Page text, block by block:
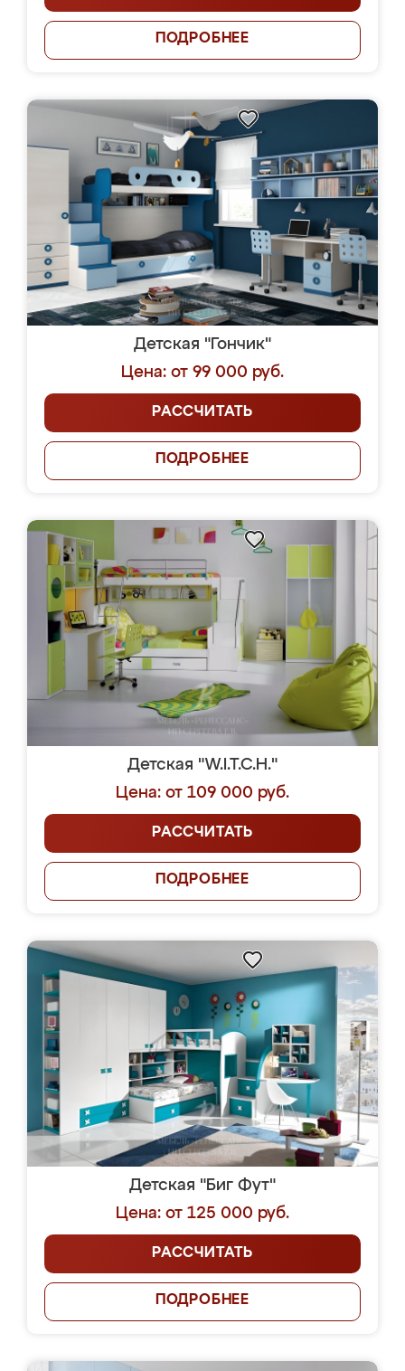
ПОДРОБНЕЕ
Детская "Гончик"
Цена: от 99 000 руб.
РАССЧИТАТЬ
ПОДРОБНЕЕ
Детская "W.I.T.C.H."
Цена: от 109 000 руб.
РАССЧИТАТЬ
ПОДРОБНЕЕ
Детская "Биг Фут"
Цена: от 125 000 руб.
РАССЧИТАТЬ
ПОДРОБНЕЕ